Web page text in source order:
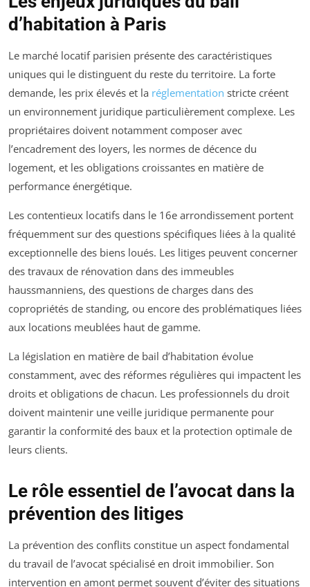
d’habitation à Paris
Le marché locatif parisien présente des caractéristiques
uniques qui le distinguent du reste du territoire. La forte
demande, les prix élevés et la réglementation stricte créent
un environnement juridique particulièrement complexe. Les
propriétaires doivent notamment composer avec
l’encadrement des loyers, les normes de décence du
logement, et les obligations croissantes en matière de
performance énergétique.
Les contentieux locatifs dans le 16e arrondissement portent
fréquemment sur des questions spécifiques liées à la qualité
exceptionnelle des biens loués. Les litiges peuvent concerner
des travaux de rénovation dans des immeubles
haussmanniens, des questions de charges dans des
copropriétés de standing, ou encore des problématiques liées
aux locations meublées haut de gamme.
La législation en matière de bail d’habitation évolue
constamment, avec des réformes régulières qui impactent les
droits et obligations de chacun. Les professionnels du droit
doivent maintenir une veille juridique permanente pour
garantir la conformité des baux et la protection optimale de
leurs clients.
Le rôle essentiel de l’avocat dans la
prévention des litiges
La prévention des conflits constitue un aspect fondamental
du travail de l’avocat spécialisé en droit immobilier. Son
intervention en amont permet souvent d’éviter des situations